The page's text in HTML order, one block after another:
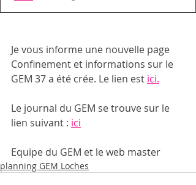
Je vous informe une nouvelle page
Confinement et informations sur le
GEM 37 a été crée. Le lien est ici.
Le journal du GEM se trouve sur le
lien suivant : ici
Equipe du GEM et le web master
planning GEM Loches